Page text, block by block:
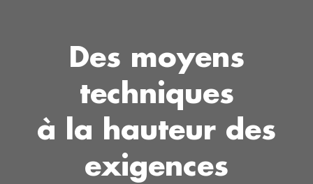
Notre réseau
Nos ressources
Nos moyens techniques
Nos certifications
Des moyens
techniques
à la hauteur des
exigences